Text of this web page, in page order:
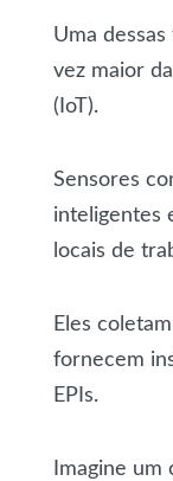
Uma
vez maior
(IoT).
Sensores
inteligentes
locais de
Eles
fornecem
EPIs.
Imagine